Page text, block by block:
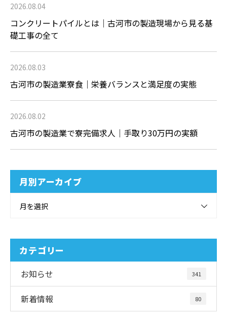
2026.08.04
コンクリートパイルとは｜古河市の製造現場から見る基
礎工事の全て
2026.08.03
古河市の製造業寮食｜栄養バランスと満足度の実態
2026.08.02
古河市の製造業で寮完備求人｜手取り30万円の実額
月別アーカイブ
月を選択
カテゴリー
お知らせ 341
新着情報 80